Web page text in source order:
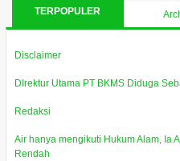
TERPOPULER
Disclaimer
DIrektur Utama PT BKMS Diduga
Redaksi
Air hanya mengikuti Hukum Alam, Ia
Rendah